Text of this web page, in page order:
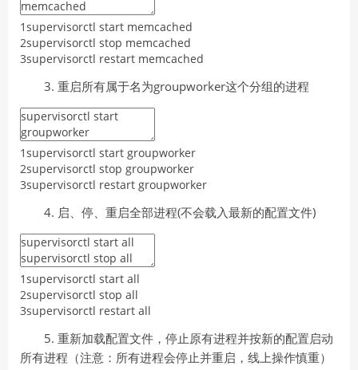
1
2
3
supervisorctl start memcached
supervisorctl stop memcached
supervisorctl restart memcached
3. 重启所有属于名为groupworker这个分组的进程
1
2
3
supervisorctl start groupworker
supervisorctl stop groupworker
supervisorctl restart groupworker
4. 启、停、重启全部进程(不会载入最新的配置文件)
1
2
3
supervisorctl start all
supervisorctl stop all
supervisorctl restart all
5. 重新加载配置文件，停止原有进程并按新的配置启动
所有进程（注意：所有进程会停止并重启，线上操作慎重）